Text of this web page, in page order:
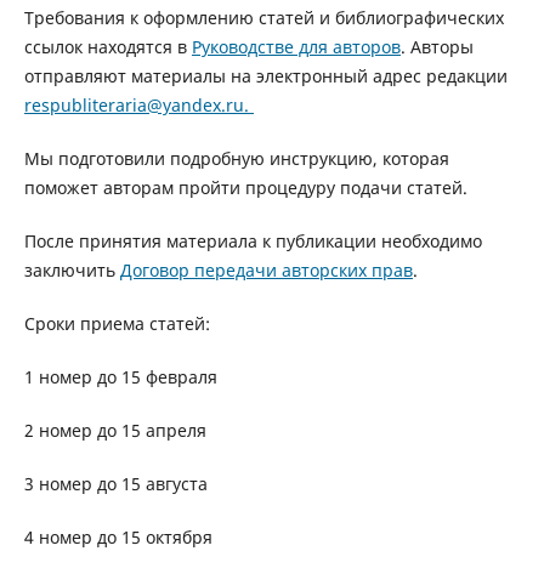
Требования к оформлению статей и библиографических
ссылок находятся в Руководстве для авторов. Авторы
отправляют материалы на электронный адрес редакции
respubliteraria@yandex.ru.
Мы подготовили подробную инструкцию, которая
поможет авторам пройти процедуру подачи статей.
После принятия материала к публикации необходимо
заключить Договор передачи авторских прав.
Сроки приема статей:
1 номер до 15 февраля
2 номер до 15 апреля
3 номер до 15 августа
4 номер до 15 октября